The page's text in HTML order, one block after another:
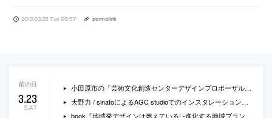
2013.03.26 Tue 09:57 permalink
3.23
SAT
小田原市の「芸術文化創造センターデザインプロポーザル」の第三次審査の結果
大野力 / sinatoによるAGC studioでのインスタレーション「MULTIFACETED」
book『地域発デザインは燃えている! -進化する地域ブランド特集-』